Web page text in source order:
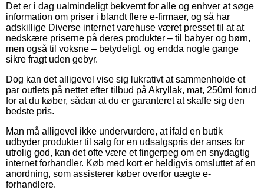
Det er i dag ualmindeligt bekvemt for alle og enhver at søge
information om priser i blandt flere e-firmaer, og så har
adskillige Diverse internet varehuse været presset til at at
nedskære priserne på deres produkter – til babyer og børn,
men også til voksne – betydeligt, og endda nogle gange
sikre fragt uden gebyr.
Dog kan det alligevel vise sig lukrativt at sammenholde et
par outlets på nettet efter tilbud på Akryllak, mat, 250ml forud
for at du køber, sådan at du er garanteret at skaffe sig den
bedste pris.
Man må alligevel ikke undervurdere, at ifald en butik
udbyder produkter til salg for en udsalgspris der anses for
utrolig god, kan det ofte være et fingerpeg om en snydagtig
internet forhandler. Køb med kort er heldigvis omsluttet af en
anordning, som assisterer køber overfor uægte e-
forhandlere.